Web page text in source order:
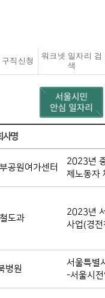
직신청
워크넷 일자리 검
색
사명
공원여가센터
2023년
제노동자
도과
2023년
사업(경
병원
서울특별
-서울시